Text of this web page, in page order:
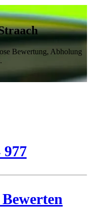
Bewertung, Abholung
977